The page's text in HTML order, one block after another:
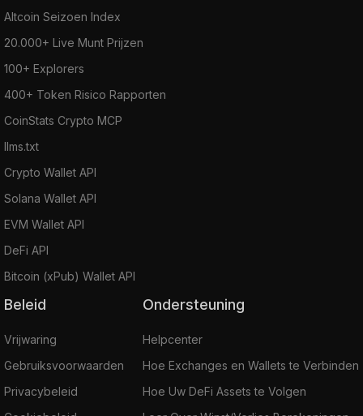
Altcoin Seizoen Index
20.000+ Live Munt Prijzen
100+ Explorers
400+ Token Risico Rapporten
CoinStats Crypto MCP
llms.txt
Crypto Wallet API
Solana Wallet API
EVM Wallet API
DeFi API
Bitcoin (xPub) Wallet API
Beleid
Vrijwaring
Gebruiksvoorwaarden
Privacybeleid
Ondersteuning
Helpcenter
Hoe Exchanges en Wallets te Verbinden
Hoe Uw DeFi Assets te Volgen